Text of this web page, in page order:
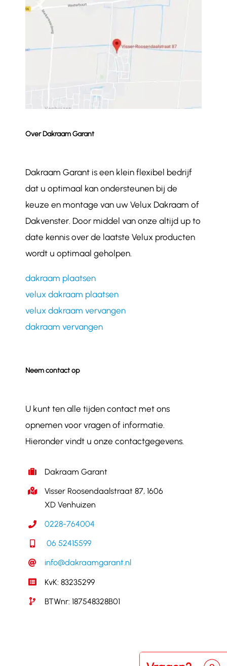
Over Dakraam Garant
Dakraam Garant is een klein flexibel bedrijf
dat u optimaal kan ondersteunen bij de
keuze en montage van uw Velux Dakraam of
Dakvenster. Door middel van onze altijd up to
date kennis over de laatste Velux producten
wordt u optimaal geholpen.
dakraam plaatsen
velux dakraam plaatsen
velux dakraam vervangen
dakraam vervangen
Neem contact op
U kunt ten alle tijden contact met ons
opnemen voor vragen of informatie.
Hieronder vindt u onze contactgegevens.
Dakraam Garant
Visser Roosendaalstraat 87, 1606
XD Venhuizen
0228-764004
06 52415599
info@dakraamgarant.nl
KvK: 83235299
BTWnr: 187548328B01